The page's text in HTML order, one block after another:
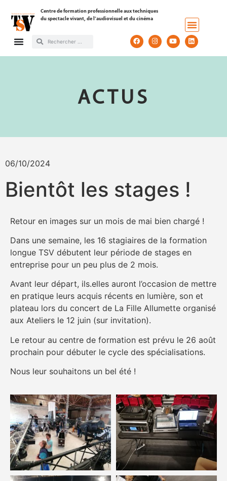
Centre de formation professionnelle aux techniques
du spectacle vivant, de l’audiovisuel et du cinéma
ACTUS
06/10/2024
Bientôt les stages !
Retour en images sur un mois de mai bien chargé !
Dans une semaine, les 16 stagiaires de la formation
longue TSV débutent leur période de stages en
entreprise pour un peu plus de 2 mois.
Avant leur départ, ils.elles auront l’occasion de mettre
en pratique leurs acquis récents en lumière, son et
plateau lors du concert de La Fille Allumette organisé
aux Ateliers le 12 juin (sur invitation).
Le retour au centre de formation est prévu le 26 août
prochain pour débuter le cycle des spécialisations.
Nous leur souhaitons un bel été !